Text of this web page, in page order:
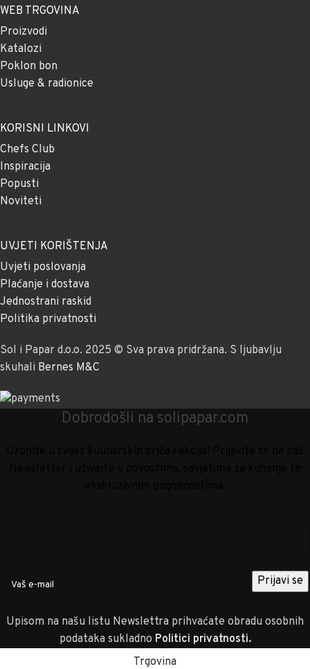
WEB TRGOVINA
Proizvodi
Katalozi
Poklon bon
Usluge & radionice
KORISNI LINKOVI
Chefs Club
Inspiracija
Popusti
Noviteti
UVJETI KORIŠTENJA
Uvjeti poslovanja
Plaćanje i dostava
Jednostrani raskid
Politika privatnosti
Sol i Papar d.o.o. 2025 © Sva prava pridržana. S ljubavlju
skuhali Bernes M&C
Dobrodošli na solipapar.com
Upisom na našu listu Newslettra prihvaćate obradu osobnih
podataka sukladno Politici privatnosti.
Trgovina